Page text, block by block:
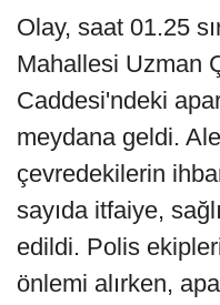
Olay, saat 01.25
Mahallesi Uzman
Caddesi'ndeki
meydana geldi.
çevredekilerin
sayıda itfaiye,
edildi. Polis
önlemi alırken,